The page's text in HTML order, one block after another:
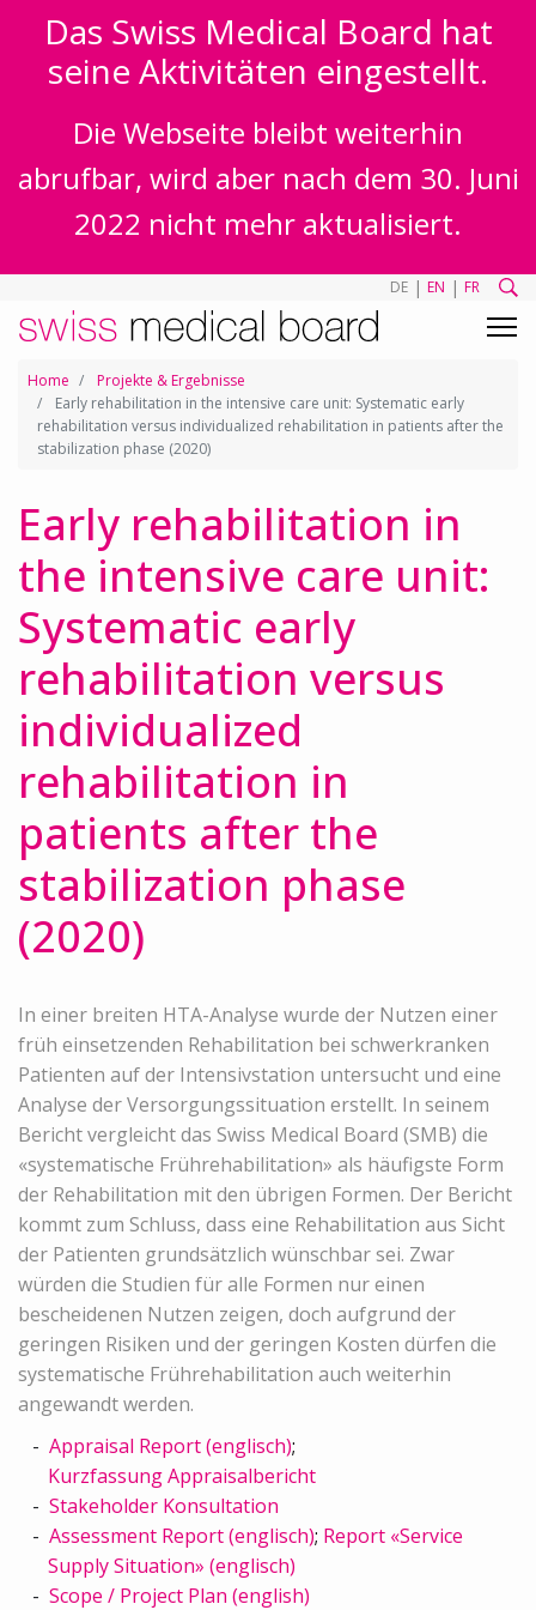
Das Swiss Medical Board hat
seine Aktivitäten eingestellt.
Die Webseite bleibt weiterhin
abrufbar, wird aber nach dem 30. Juni
2022 nicht mehr aktualisiert.
DE | EN | FR
Home
Projekte & Ergebnisse
Early rehabilitation in the intensive care unit: Systematic early
rehabilitation versus individualized rehabilitation in patients after the
stabilization phase (2020)
Early rehabilitation in
the intensive care unit:
Systematic early
rehabilitation versus
individualized
rehabilitation in
patients after the
stabilization phase
(2020)
In einer breiten HTA-Analyse wurde der Nutzen einer
früh einsetzenden Rehabilitation bei schwerkranken
Patienten auf der Intensivstation untersucht und eine
Analyse der Versorgungssituation erstellt. In seinem
Bericht vergleicht das Swiss Medical Board (SMB) die
«systematische Frührehabilitation» als häufigste Form
der Rehabilitation mit den übrigen Formen. Der Bericht
kommt zum Schluss, dass eine Rehabilitation aus Sicht
der Patienten grundsätzlich wünschbar sei. Zwar
würden die Studien für alle Formen nur einen
bescheidenen Nutzen zeigen, doch aufgrund der
geringen Risiken und der geringen Kosten dürfen die
systematische Frührehabilitation auch weiterhin
angewandt werden.
Appraisal Report (englisch);
Kurzfassung Appraisalbericht
Stakeholder Konsultation
Assessment Report (englisch); Report «Service
Supply Situation» (englisch)
Scope / Project Plan (english)